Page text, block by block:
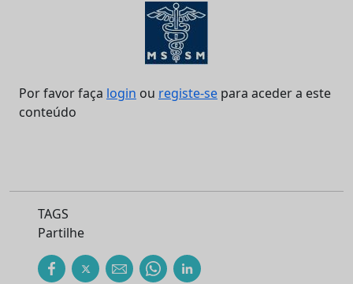
Por favor faça login ou registe-se para aceder a este
conteúdo
TAGS
Partilhe